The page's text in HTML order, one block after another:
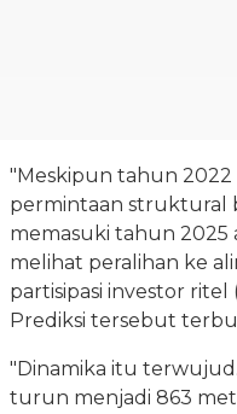
"Meskipun tahun
permintaan struktural
memasuki tahun 2025
melihat peralihan ke
partisipasi investor ritel
Prediksi tersebut
"Dinamika itu
turun menjadi 863